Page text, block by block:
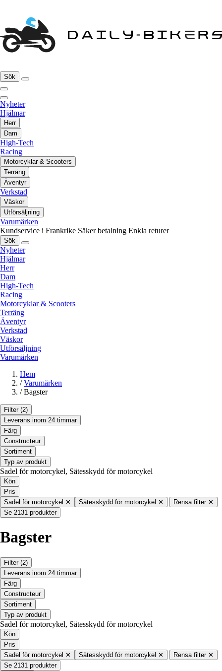
Sök
Nyheter
Hjälmar
Herr
Dam
High-Tech
Racing
Motorcyklar & Scooters
Terräng
Äventyr
Verkstad
Väskor
Utförsäljning
Varumärken
Kundservice i Frankrike Säker betalning Enkla returer
Sök
Nyheter
Hjälmar
Herr
Dam
High-Tech
Racing
Motorcyklar & Scooters
Terräng
Äventyr
Verkstad
Väskor
Utförsäljning
Varumärken
Hem
/ Varumärken
/ Bagster
Filter (2)
Leverans inom 24 timmar
Färg
Constructeur
Sortiment
Typ av produkt
Sadel för motorcykel, Sätesskydd för motorcykel
Kön
Pris
Sadel för motorcykel ✕ Sätesskydd för motorcykel ✕ Rensa filter ✕
Se 2131 produkter
Bagster
Filter (2)
Leverans inom 24 timmar
Färg
Constructeur
Sortiment
Typ av produkt
Sadel för motorcykel, Sätesskydd för motorcykel
Kön
Pris
Sadel för motorcykel ✕ Sätesskydd för motorcykel ✕ Rensa filter ✕
Se 2131 produkter